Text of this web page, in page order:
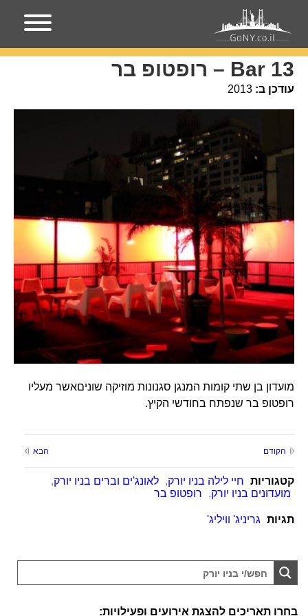
עמוד הבית מקומות בניו-יורק
Bar 13 – רופטופ בר
עודכן ב: 2013
מועדון בן שתי קומות המנגן סגנונות מוזיקה שוניםאשר מעליו
רופטופ בר שנפתח בחודשי הקיץ.
הקודם הבא
קטגוריות חיי לילה בניו יורק, לאונג'ים וברים בניו יורק,
מועדונים בניו יורק, רופטופ בר
תגיות גריניג' וויליג'
בחרו תאריכים להצגת אירועים ופעילויות: